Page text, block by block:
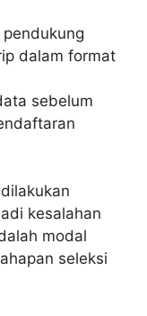
dalam format
sebelum
kesalahan
modal
seleksi